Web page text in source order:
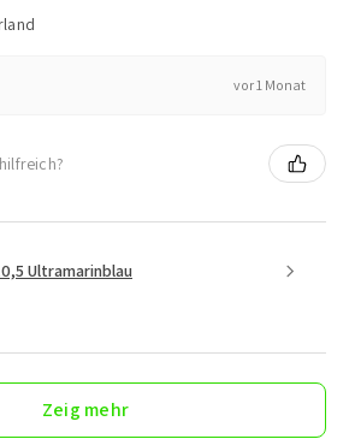
vor 1 Monat
Ultramarinblau
Zeig mehr